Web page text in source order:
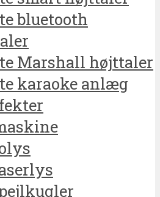
bluetooth
Marshall højttaler
karaoke anlæg